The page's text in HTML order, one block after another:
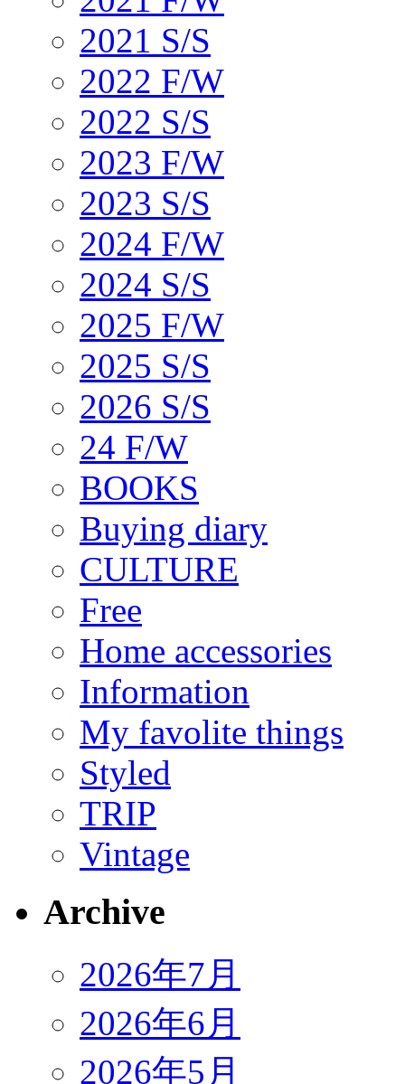
2021 S/S
2022 F/W
2022 S/S
2023 F/W
2023 S/S
2024 F/W
2024 S/S
2025 F/W
2025 S/S
2026 S/S
24 F/W
BOOKS
Buying diary
CULTURE
Free
Home accessories
Information
My favolite things
Styled
TRIP
Vintage
Archive
2026年7月
2026年6月
2026年5月